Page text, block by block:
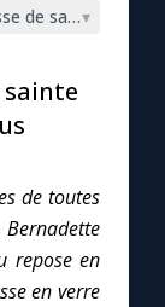
de sainte
▾
sainte
de toutes
repose en
en verre